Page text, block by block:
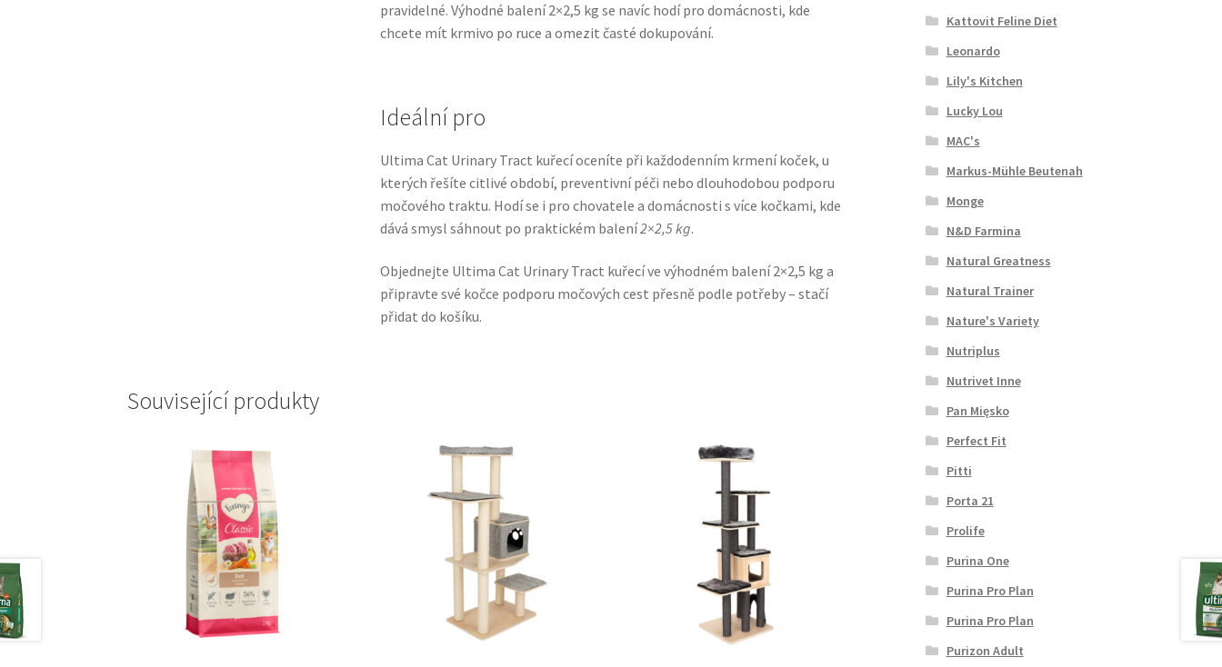
pravidelné. Výhodné balení 2×2,5 kg se navíc hodí pro domácnosti, kde
chcete mít krmivo po ruce a omezit časté dokupování.
Ideální pro
Ultima Cat Urinary Tract kuřecí oceníte při každodenním krmení koček, u
kterých řešíte citlivé období, preventivní péči nebo dlouhodobou podporu
močového traktu. Hodí se i pro chovatele a domácnosti s více kočkami, kde
dává smysl sáhnout po praktickém balení2×2,5 kg.
Objednejte Ultima Cat Urinary Tract kuřecí ve výhodném balení 2×2,5 kg a
připravte své kočce podporu močových cest přesně podle potřeby – stačí
přidat do košíku.
Související produkty
Kattovit Feline Diet
Leonardo
Lily's Kitchen
Lucky Lou
MAC's
Markus-Mühle Beutenah
Monge
N&D Farmina
Natural Greatness
Natural Trainer
Nature's Variety
Nutriplus
Nutrivet Inne
Pan Mięsko
Perfect Fit
Pitti
Porta 21
Prolife
Purina One
Purina Pro Plan
Purina Pro Plan
Purizon Adult